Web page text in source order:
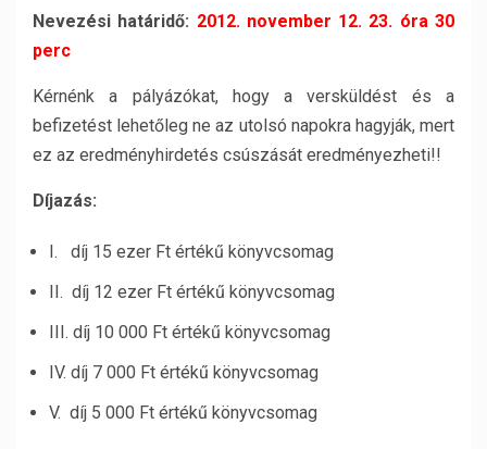
Nevezési határidő: 2012. november 12. 23. óra 30
perc
Kérnénk a pályázókat, hogy a versküldést és a
befizetést lehetőleg ne az utolsó napokra hagyják, mert
ez az eredményhirdetés csúszását eredményezheti!!
Díjazás:
I. díj 15 ezer Ft értékű könyvcsomag
II. díj 12 ezer Ft értékű könyvcsomag
III. díj 10 000 Ft értékű könyvcsomag
IV. díj 7 000 Ft értékű könyvcsomag
V. díj 5 000 Ft értékű könyvcsomag